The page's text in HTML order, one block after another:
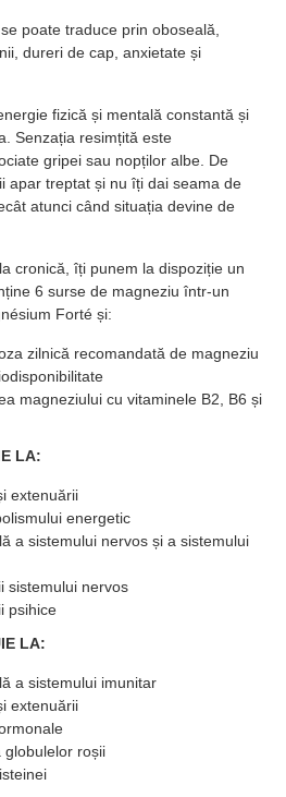
poate traduce prin oboseală,
dureri de cap, anxietate și
fizică și mentală constantă și
Senzația resimțită este
gripei sau nopților albe. De
apar treptat și nu îți dai seama de
atunci când situația devine de
cronică, îți punem la dispoziție un
6 surse de magneziu într-un
Forté și:
zilnică recomandată de magneziu
magneziului cu vitaminele B2, B6 și
LA:
extenuării
energetic
a sistemului nervos și a sistemului
sistemului nervos
psihice
LA:
a sistemului imunitar
extenuării
roșii